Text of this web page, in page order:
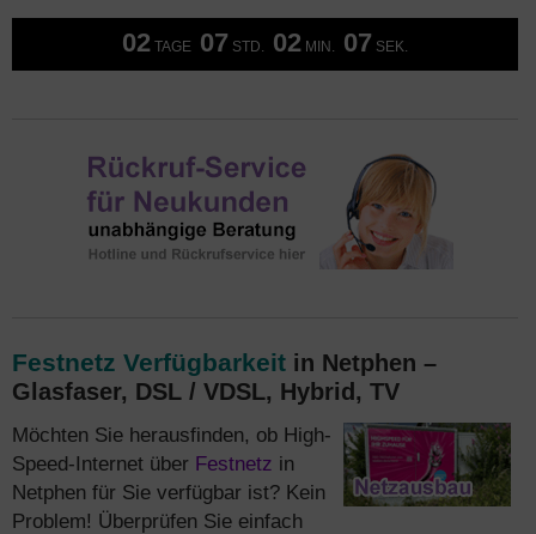
02 TAGE 07 STD. 02 MIN. 06 SEK.
Festnetz Verfügbarkeit in Netphen –
Glasfaser, DSL / VDSL, Hybrid, TV
Möchten Sie herausfinden, ob High-
Speed-Internet über Festnetz in
Netphen für Sie verfügbar ist? Kein
Problem! Überprüfen Sie einfach